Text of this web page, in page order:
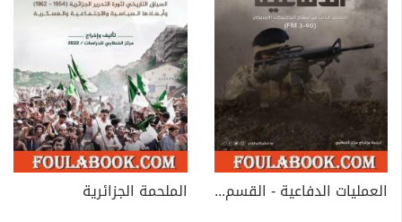
العمليات الدفاعية - القسم الثالث من مناهج التكتيكات الأمريكية
الملحمة الجزائرية